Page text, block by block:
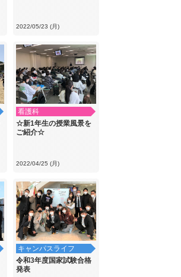
2022/05/23 (月)
看護科
☆新1年生の授業風景を
ご紹介☆
2022/04/25 (月)
キャンパスライフ
令和3年度国家試験合格
発表